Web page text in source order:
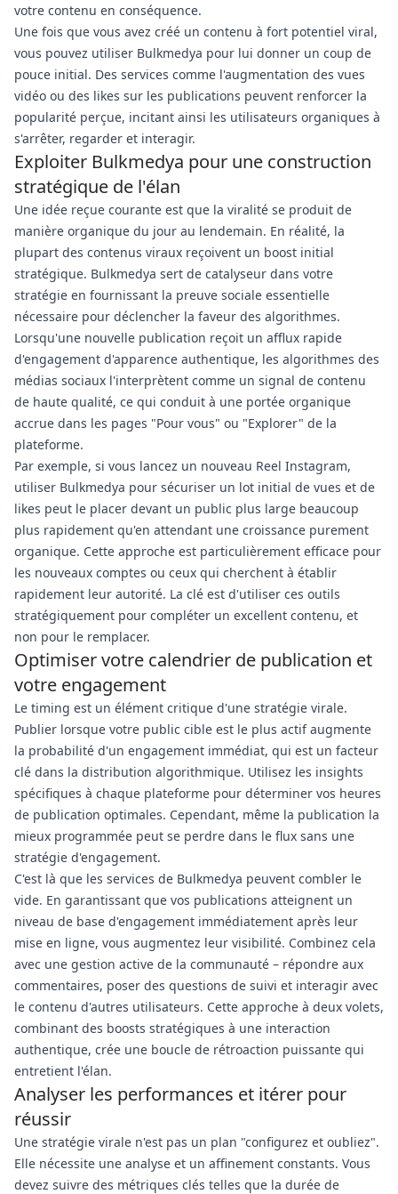
votre contenu en conséquence.
Une fois que vous avez créé un contenu à fort potentiel viral,
vous pouvez utiliser Bulkmedya pour lui donner un coup de
pouce initial. Des services comme l'augmentation des vues
vidéo ou des likes sur les publications peuvent renforcer la
popularité perçue, incitant ainsi les utilisateurs organiques à
s'arrêter, regarder et interagir.
Exploiter Bulkmedya pour une construction
stratégique de l'élan
Une idée reçue courante est que la viralité se produit de
manière organique du jour au lendemain. En réalité, la
plupart des contenus viraux reçoivent un boost initial
stratégique. Bulkmedya sert de catalyseur dans votre
stratégie en fournissant la preuve sociale essentielle
nécessaire pour déclencher la faveur des algorithmes.
Lorsqu'une nouvelle publication reçoit un afflux rapide
d'engagement d'apparence authentique, les algorithmes des
médias sociaux l'interprètent comme un signal de contenu
de haute qualité, ce qui conduit à une portée organique
accrue dans les pages "Pour vous" ou "Explorer" de la
plateforme.
Par exemple, si vous lancez un nouveau Reel Instagram,
utiliser Bulkmedya pour sécuriser un lot initial de vues et de
likes peut le placer devant un public plus large beaucoup
plus rapidement qu'en attendant une croissance purement
organique. Cette approche est particulièrement efficace pour
les nouveaux comptes ou ceux qui cherchent à établir
rapidement leur autorité. La clé est d'utiliser ces outils
stratégiquement pour compléter un excellent contenu, et
non pour le remplacer.
Optimiser votre calendrier de publication et
votre engagement
Le timing est un élément critique d'une stratégie virale.
Publier lorsque votre public cible est le plus actif augmente
la probabilité d'un engagement immédiat, qui est un facteur
clé dans la distribution algorithmique. Utilisez les insights
spécifiques à chaque plateforme pour déterminer vos heures
de publication optimales. Cependant, même la publication la
mieux programmée peut se perdre dans le flux sans une
stratégie d'engagement.
C'est là que les services de Bulkmedya peuvent combler le
vide. En garantissant que vos publications atteignent un
niveau de base d'engagement immédiatement après leur
mise en ligne, vous augmentez leur visibilité. Combinez cela
avec une gestion active de la communauté – répondre aux
commentaires, poser des questions de suivi et interagir avec
le contenu d'autres utilisateurs. Cette approche à deux volets,
combinant des boosts stratégiques à une interaction
authentique, crée une boucle de rétroaction puissante qui
entretient l'élan.
Analyser les performances et itérer pour
réussir
Une stratégie virale n'est pas un plan "configurez et oubliez".
Elle nécessite une analyse et un affinement constants. Vous
devez suivre des métriques clés telles que la durée de